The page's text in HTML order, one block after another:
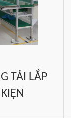
TẢI LẮP